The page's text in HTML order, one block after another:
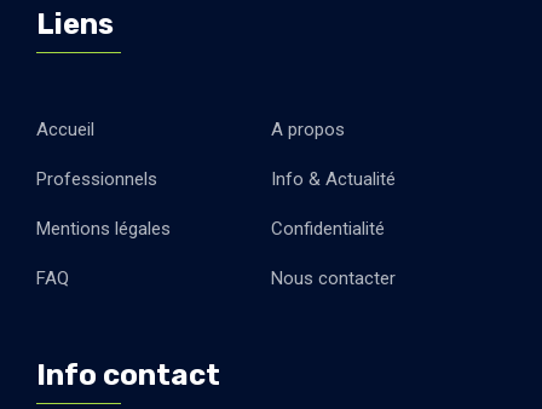
Liens
Accueil A propos
Professionnels Info & Actualité
Mentions légales Confidentialité
FAQ Nous contacter
Info contact